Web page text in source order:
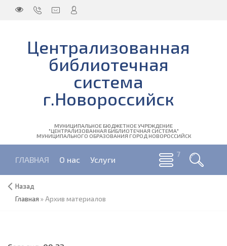
Централизованная
библиотечная
система
г.Новороссийск
МУНИЦИПАЛЬНОЕ БЮДЖЕТНОЕ УЧРЕЖДЕНИЕ
"ЦЕНТРАЛИЗОВАННАЯ БИБЛИОТЕЧНАЯ СИСТЕМА"
МУНИЦИПАЛЬНОГО ОБРАЗОВАНИЯ ГОРОД НОВОРОССИЙСК
ГЛАВНАЯ О нас Услуги
Назад
Главная »Архив материалов